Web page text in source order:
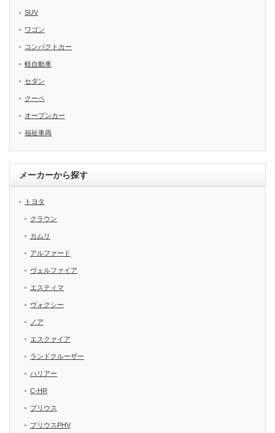
SUV
ワゴン
コンパクトカー
軽自動車
セダン
クーペ
オープンカー
福祉車両
メーカーから探す
トヨタ
クラウン
カムリ
アルファード
ヴェルファイア
エスティマ
ヴォクシー
ノア
エスクァイア
ランドクルーザー
ハリアー
C-HR
プリウス
プリウスPHV